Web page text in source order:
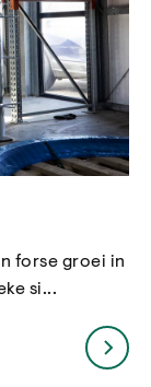
forse groei in
si...